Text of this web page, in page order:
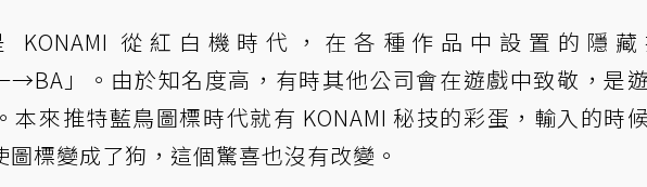
KONAMI 從紅白機時代，在各種作品中設置的隱
」。由於知名度高，有時其他公司會在遊戲中致敬，是
本來推特藍鳥圖標時代就有 KONAMI 秘技的彩蛋，輸入的時
標變成了狗，這個驚喜也沒有改變。